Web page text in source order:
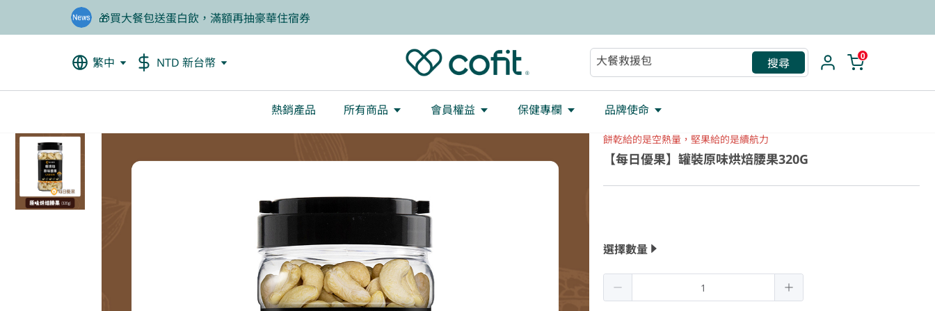
🎁買大餐包送蛋白飲，滿額再抽豪華住宿券
❤️老爸我來守護，專區商品任2件88折
繁中 NTD 新台幣
助眠
搜尋 0
熱銷產品 所有商品 會員權益 保健專欄 品牌使命
餅乾給的是空熱量，堅果給的是續航力
【每日優果】罐裝原味烘焙腰果320G
選擇數量